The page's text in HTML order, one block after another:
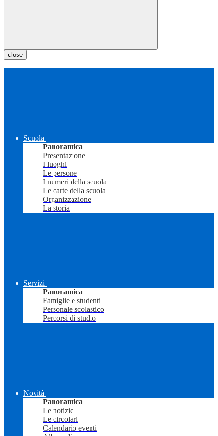
close
Scuola
Panoramica
Presentazione
I luoghi
Le persone
I numeri della scuola
Le carte della scuola
Organizzazione
La storia
Servizi
Panoramica
Famiglie e studenti
Personale scolastico
Percorsi di studio
Novità
Panoramica
Le notizie
Le circolari
Calendario eventi